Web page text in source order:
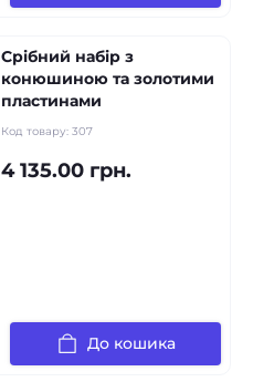
Срібний набір з
конюшиною та золотими
пластинами
Код товару: 307
4 135.00 грн.
До кошика